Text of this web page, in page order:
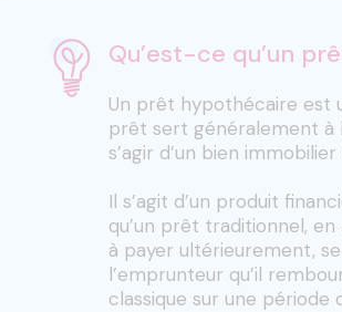
Qu’est-ce qu’un
Un prêt hypothécaire est
prêt sert généralement à
s’agir d’un bien
Il s’agit d’un produit
qu’un prêt traditionnel,
à payer ultérieurement,
l’emprunteur qu’il
classique sur une période